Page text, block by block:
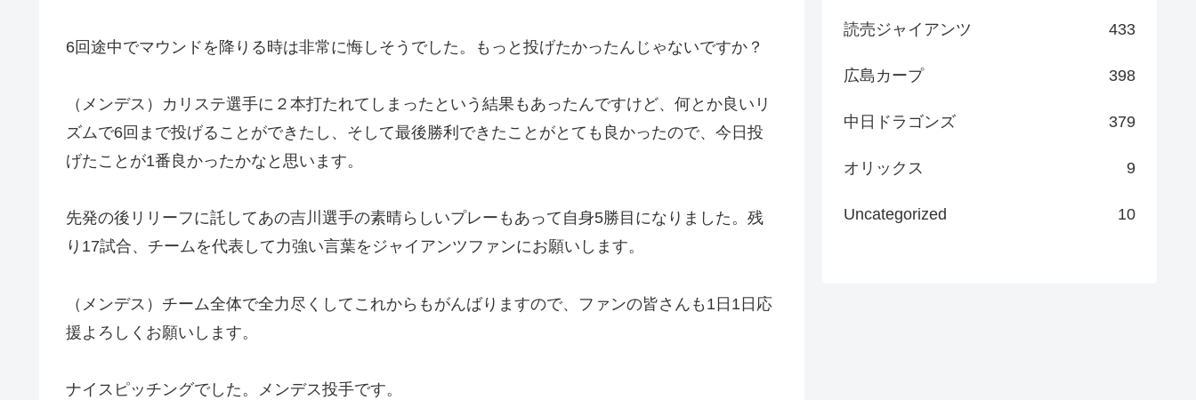
6回途中でマウンドを降りる時は非常に悔しそうでした。もっと投げたかったんじゃないですか？
（メンデス）カリステ選手に２本打たれてしまったという結果もあったんですけど、何とか良いリ
ズムで6回まで投げることができたし、そして最後勝利できたことがとても良かったので、今日投
げたことが1番良かったかなと思います。
先発の後リリーフに託してあの吉川選手の素晴らしいプレーもあって自身5勝目になりました。残
り17試合、チームを代表して力強い言葉をジャイアンツファンにお願いします。
（メンデス）チーム全体で全力尽くしてこれからもがんばりますので、ファンの皆さんも1日1日応
援よろしくお願いします。
ナイスピッチングでした。メンデス投手です。
読売ジャイアンツ 433
広島カープ 398
中日ドラゴンズ 379
オリックス 9
Uncategorized 10